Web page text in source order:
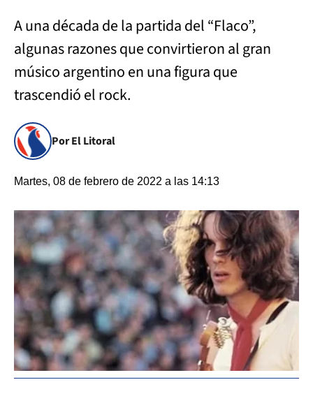
A una década de la partida del “Flaco”,
algunas razones que convirtieron al gran
músico argentino en una figura que
trascendió el rock.
Por El Litoral
Martes, 08 de febrero de 2022 a las 14:13